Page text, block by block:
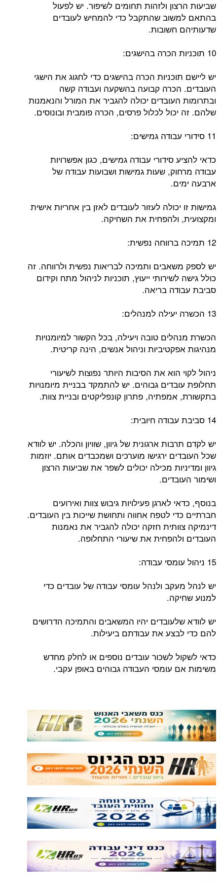
שביעות הרצון ולזהות תחומים לשיפור. יש לפעול
בהתאם למשוב שהתקבל כדי להמחיש לעובדים
שדעותיהם חשובות.
10 תוכניות הכרה בהישגים:
יש ליישם תוכניות הכרה בהישגים כדי לחגוג את הישגי
העובדים. הכרה קבועה בהשקעה ועבודה קשה
ובתרומות העובדים יכולה להגביר את המורל והנאמנות
שלהם. זה יכול לכלול פרסים, הכרה פומבית ובונוסים.
11 סידורי עבודה גמישים:
כדאי להציע סידורי עבודה גמישים, כגון אפשרויות
עבודה מרחוק, שעות גמישות ושבועות עבודה של
ארבעה ימים.
גמישות זו יכולה לעזור לעובדים לאזן בין אחריות אישית
ומקצועית, ולהפחית את השחיקה.
12 תמיכה ברווחה נפשית:
יש לספק משאבים ותמיכה לבריאות נפשית ולרווחה. זה
כולל גישה לשירותי ייעוץ, תוכניות לניהול מתח וקידום
סביבת עבודה בריאה.
13 הכשרה יעילה למנהלים:
הכשרת מנהלים טובה ויעילה, בכל הקשור למיומנויות
מנהיגות אפקטיביות וניהול אנשים, הינה קריטית.
ניהול לקוי הוא את הסיבות היותר נפוצות לשיעורי
תחלופת עובדים גבוהים. יש להתמקד בבניית מיומנויות
בתקשורת, אמפתיה, פתרון קונפליקטים ובניית צוות.
14 סביבת עבודה חיובית:
יש לקדם תרבות ארגונית של גיוון, שוויון והכלה. יש לוודא
שכל העובדים ירגישו מוערכים ושמכבדים אותם. יוזמות
גיוון ומדיניות מכילה יכולים לשפר את שביעות הרצון
ושימור העובדים.
בנוסף, כדאי לארגן פעילויות גיבוש צוות ואירועים
חברתיים כדי לטפח אחווה ותחושת שייכות בין העובדים.
דינמיקה צוותית חזקה יכולה להגביר את נאמנות
העובדים ולהפחית את שיעורי התחלופה.
15 ניהול עומסי עבודה:
יש לנהל מעקב ולנהל עומסי עבודה של עובדים כדי
למנוע שחיקה.
יש לוודא שלעובדים יהיו המשאבים והתמיכה הדרושים
להם כדי לבצע את עבודתם ביעילות.
כדאי לשקול לשכור עובדים נוספים או לחלק מחדש
משימות אם עומסי העבודה גבוהים באופן עקבי.